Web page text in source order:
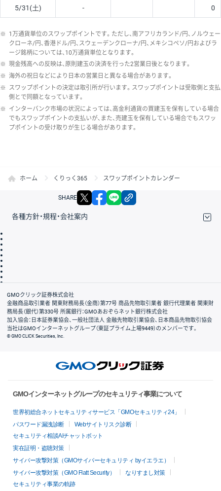
5/31(土) - 0
※ 1万通貨単位のスワップポイントです。ただし、南アフリカランド/円、ノルウェー
クローネ/円、香港ドル/円、スウェーデンクローナ/円、メキシコペソ/円およびラ
ージ銘柄については、10万通貨単位となります。
※ 現金残高への反映は、原則建玉の決済を行った2営業日後となります。
※ 海外の祝日などにより日本の営業日と異なる場合があります。
※ スワップポイントの決定は取引所が行います。スワップポイントは受取側と支払
側とで同額となっています。
※ インターバンク市場の状況によっては、高金利通貨の買建玉を保有している場合
でもスワップポイントの支払いが、また、売建玉を保有している場合でもスワッ
プポイントの受け取りが生じる場合があります。
ホーム くりっく365 スワップポイントカレンダー
SHARE X facebook
各種方針・規程・会社案内
会社案内
GMOクリック証券株式会社
金融商品取引業者 関東財務局長（金商）第77号 商品先物取引業者 銀行代理業者 関東財
務局長（銀代）第330号 所属銀行：GMOあおぞらネット銀行株式会社
加入協会：日本証券業協会、一般社団法人 金融先物取引業協会、日本商品先物取引協会
当社はGMOインターネットグループ（東証プライム上場9449）のメンバーです。
© GMO CLICK Securities, Inc.
GMOインターネットグループのセキュリティ事業について
世界初総合ネットセキュリティサービス「GMOセキュリティ24」
パスワード漏洩診断
Webサイトリスク診断
セキュリティ相談AIチャットボット
実在証明・盗聴対策
サイバー攻撃対策（GMOサイバーセキュリティ byイエラエ）
サイバー攻撃対策（GMO Flatt Security）
なりすまし対策
セキュリティ事業の軌跡